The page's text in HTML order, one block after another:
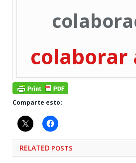
colaborar
Comparte esto:
RELATED POSTS